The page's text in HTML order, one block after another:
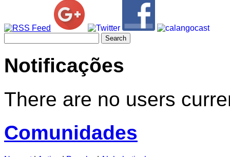
for:
Notificações
There are no users
Comunidades